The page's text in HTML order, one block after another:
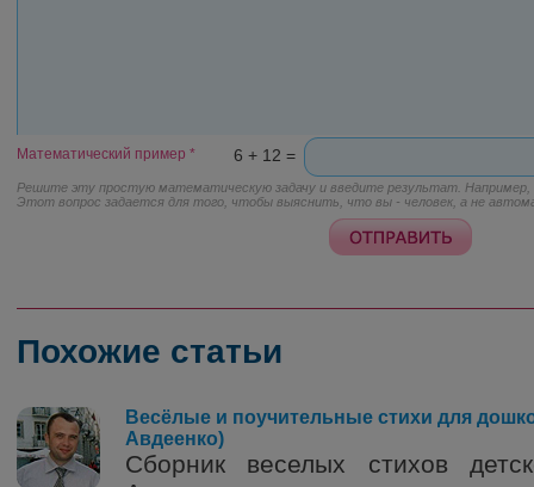
Этот вопрос задается для того, чтобы выяснить, что вы - человек, а не
Математический пример * 6 + 12 =
Решите эту простую математическую задачу и введите результат. Например,
Похожие статьи
Весёлые и поучительные стихи для
Авдеенко)
Сборник веселых стихов